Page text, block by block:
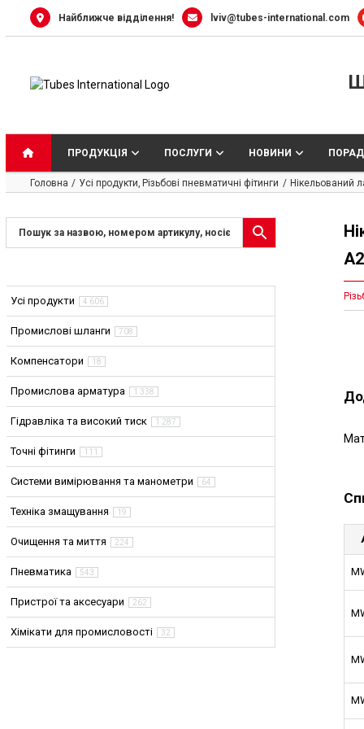
Найближче відділення! lviv@tubes-international.com
ПРОДУКЦІЯ ПОСЛУГИ НОВИНИ
Головна Усі продукти Різьбові пневматичні фітинги Нікельований
Усі продукти 4 606
Промислові шланги 708
Компенсатори 18
Промислова арматура 1 338
Гідравліка та високий тиск 1 287
Точні фітинги 111
Системи вимірювання та манометри 64
Техніка змащування 19
Очищення та миття 224
Пневматика 543
Пристрої та аксесуари 262
Хімікати для промисловості 32